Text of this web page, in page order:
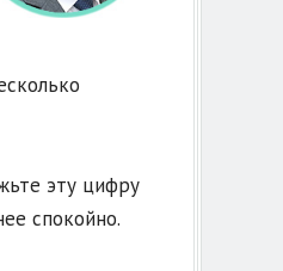
эту цифру
спокойно.